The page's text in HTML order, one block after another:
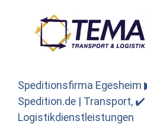
Speditionsfirma Egesheim
Spedition.de | Transport, ✔️
Logistikdienstleistungen